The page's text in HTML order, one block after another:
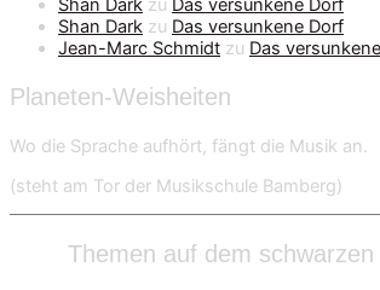
Shan Dark zu Das versunkene Dorf
Shan Dark zu Das versunkene Dorf
Jean-Marc Schmidt zu Das
Planeten-Weisheiten
Wo die Sprache aufhört, fängt die Musik an.
(steht am Tor der Musikschule Bamberg)
Themen auf dem schwarzen